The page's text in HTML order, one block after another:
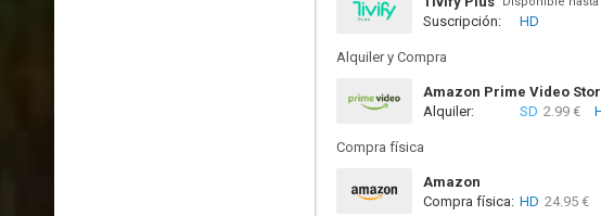
Suscripción: HD
Alquiler y Compra
Amazon Prime Video
Alquiler:
SD 2.99 €
Compra física
Amazon
Compra física: HD 24.95 €